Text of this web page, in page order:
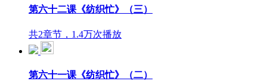
第六十二课《纺织忙》（三）
共2章节，1.4万次播放
第六十一课《纺织忙》（二）